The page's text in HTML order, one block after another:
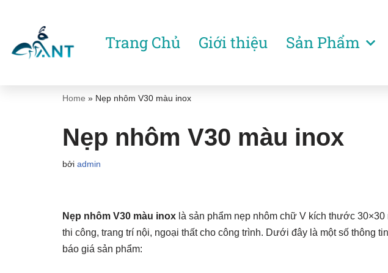
Chuyển
tới
Trang Chủ Giới thiệu Sản Phẩm
Home » Nẹp nhôm V30 màu inox
Nẹp nhôm V30 màu inox
bởi admin
Nẹp nhôm V30 màu inox là sản phẩm nẹp nhôm chữ V kích thước
thi công, trang trí nội, ngoại thất cho công trình. Dưới đây là một số thông
báo giá sản phẩm: